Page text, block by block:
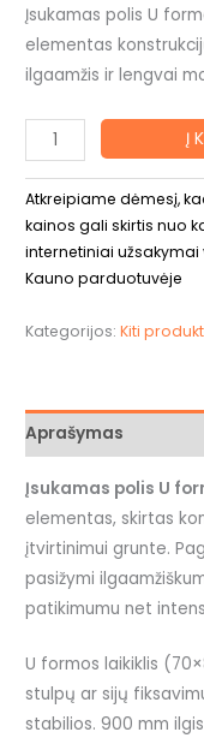
Įsukamas polis U
elementas
ilgaamžis ir lengvai
Į
Atkreipiame dėmesį,
kainos gali skirtis nuo
internetiniai užsakymai
Kauno parduotuvėje
Kategorijos:Kiti
Aprašymas
Įsukamas polis U
elementas, skirtas
įtvirtinimui grunte.
pasižymi
patikimumu net
U formos laikiklis
stulpų ar sijų
stabilios. 900 mm